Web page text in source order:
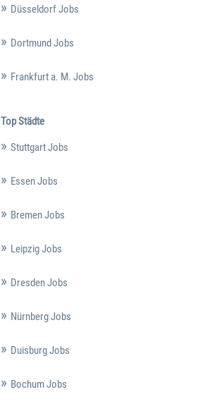
Düsseldorf Jobs
Dortmund Jobs
Frankfurt a. M. Jobs
Top Städte
Stuttgart Jobs
Essen Jobs
Bremen Jobs
Leipzig Jobs
Dresden Jobs
Nürnberg Jobs
Duisburg Jobs
Bochum Jobs